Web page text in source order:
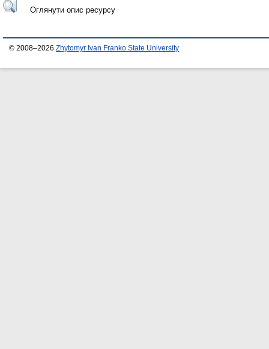
Оглянути опис ресурсу
© 2008–2026 Zhytomyr Ivan Franko State University